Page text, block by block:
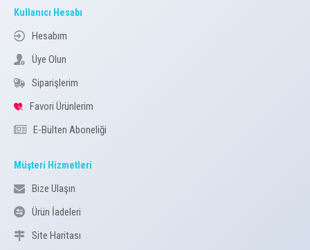
Kullanıcı Hesabı
Hesabım
Üye Olun
Siparişlerim
Favori Ürünlerim
E-Bülten Aboneliği
Müşteri Hizmetleri
Bize Ulaşın
Ürün İadeleri
Site Haritası